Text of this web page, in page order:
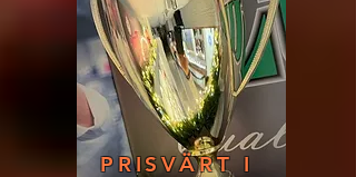
PRISVÄRT I